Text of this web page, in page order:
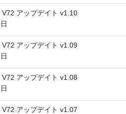
V72 アップデイト v1.10
V72 アップデイト v1.09
アップデイト v1.08
アップデイト v1.07